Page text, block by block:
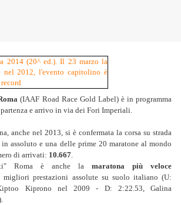
(IAAF Road Race Gold Label) è in programma
e arrivo in via dei Fori Imperiali.
anche nel 2013, si è confermata la corsa su strada
assoluto e una delle prime 20 maratone al mondo
di arrivati: 10.667.
Roma è anche la maratona più veloce
migliori prestazioni assolute su suolo italiano (U:
Kiprono nel 2009 - D: 2:22.53, Galina